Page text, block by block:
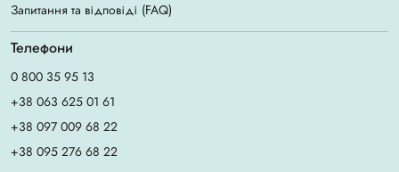
Запитання та відповіді (FAQ)
Телефони
0 800 35 95 13
+38 063 625 01 61
+38 097 009 68 22
+38 095 276 68 22